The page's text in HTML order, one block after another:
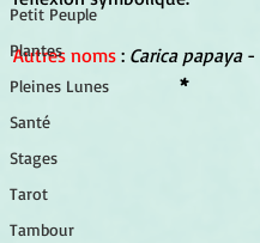
Petit Peuple
Plantes
Pleines Lunes
Santé
Stages
Tarot
Tambour
Autres noms : Carica papaya -
*